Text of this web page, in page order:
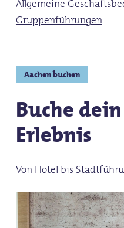
Allgemeine
Gruppenführungen
Aachen buchen
Buche
Erlebnis
Von Hotel bis